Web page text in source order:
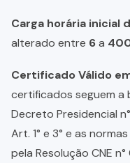
Carga horária inicial
alterado entre 6a
Certificado Válido
certificados seguem a
Decreto Presidencial
Art. 1° e 3° e as
pela Resolução CNE